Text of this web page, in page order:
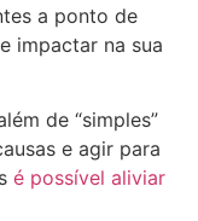
a ponto de
impactar na sua
de “simples”
e agir para
é possível aliviar